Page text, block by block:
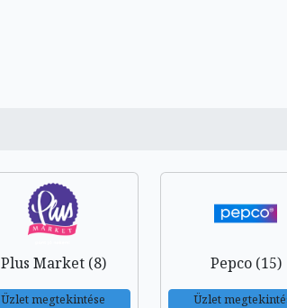
Plus Market (8)
Üzlet megtekintése
Pepco (15)
Üzlet